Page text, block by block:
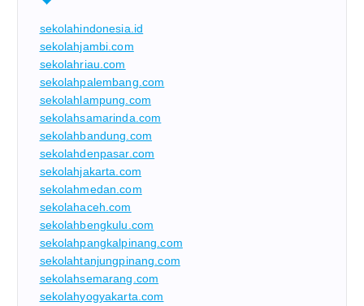
sekolahindonesia.id
sekolahjambi.com
sekolahriau.com
sekolahpalembang.com
sekolahlampung.com
sekolahsamarinda.com
sekolahbandung.com
sekolahdenpasar.com
sekolahjakarta.com
sekolahmedan.com
sekolahaceh.com
sekolahbengkulu.com
sekolahpangkalpinang.com
sekolahtanjungpinang.com
sekolahsemarang.com
sekolahyogyakarta.com